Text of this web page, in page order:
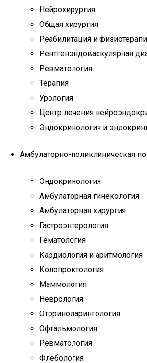
Нейрохирургия
Общая хирургия
Реабилитация и
Рентгенэндоваскулярная
Ревматология
Терапия
Урология
Центр лечения
Эндокринология и
Амбулаторно-поликлиническая
Эндокринология
Амбулаторная гинекология
Амбулаторная хирургия
Гастроэнтерология
Гематология
Кардиология и аритмология
Колопроктология
Маммология
Неврология
Оториноларингология
Офтальмология
Ревматология
Флебология